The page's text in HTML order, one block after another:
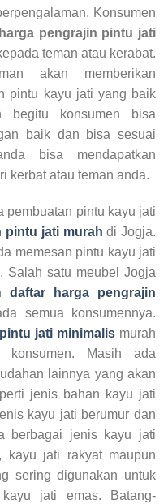
Konsumen
pengrajin pintu jati
teman atau kerabat.
akan memberikan
pintu kayu jati yang baik
begitu konsumen bisa
baik dan bisa sesuai
bisa mendapatkan
kerbat atau teman anda.
pembuatan pintu kayu jati
pintu jati murah di Jogja.
memesan pintu kayu jati
Salah satu meubel Jogja
daftar harga pengrajin
semua konsumennya.
jati minimalis murah
Masih ada
lainnya yang akan
jenis bahan kayu jati
kayu jati berumur dan
berbagai jenis kayu jati
kayu jati rakyat maupun
sering digunakan untuk
jati emas. Batang-